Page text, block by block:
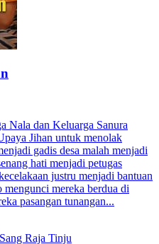
Nala dan Keluarga Sanura
Jihan untuk menolak
gadis desa malah menjadi
hati menjadi petugas
justru menjadi bantuan
mereka berdua di
pasangan tunangan...